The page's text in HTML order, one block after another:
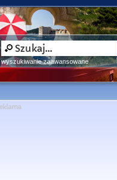
wyszukiwanie zaawansowane